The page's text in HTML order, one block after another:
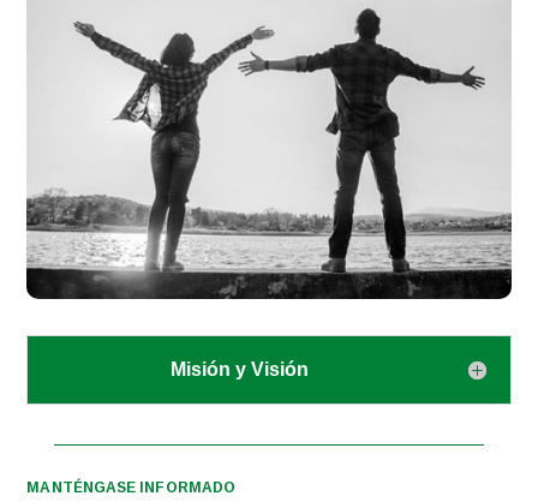
Misión y Visión
MANTÉNGASE INFORMADO